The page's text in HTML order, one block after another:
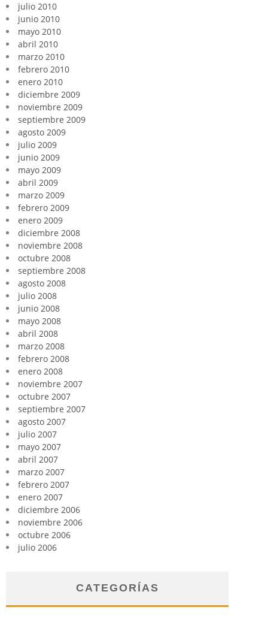
julio 2010
junio 2010
mayo 2010
abril 2010
marzo 2010
febrero 2010
enero 2010
diciembre 2009
noviembre 2009
septiembre 2009
agosto 2009
julio 2009
junio 2009
mayo 2009
abril 2009
marzo 2009
febrero 2009
enero 2009
diciembre 2008
noviembre 2008
octubre 2008
septiembre 2008
agosto 2008
julio 2008
junio 2008
mayo 2008
abril 2008
marzo 2008
febrero 2008
enero 2008
noviembre 2007
octubre 2007
septiembre 2007
agosto 2007
julio 2007
mayo 2007
abril 2007
marzo 2007
febrero 2007
enero 2007
diciembre 2006
noviembre 2006
octubre 2006
julio 2006
CATEGORÍAS